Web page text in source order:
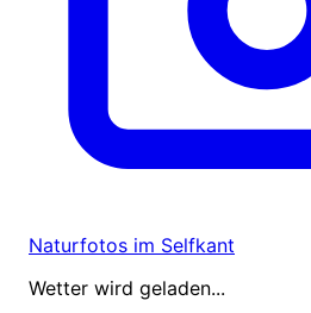
Naturfotos im Selfkant
Wetter wird geladen...